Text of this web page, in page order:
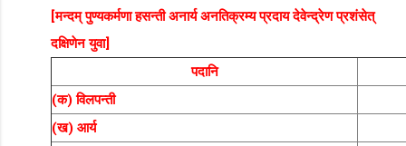
[मन्दम् पुण्यकर्मणा हसन्ती अनार्य अनतिक्रम्य प्रदाय देवेन्द्रेण प्रशंसेत्
दक्षिणेन युवा]
पदानि
(क) विलपन्ती
(ख) आर्य